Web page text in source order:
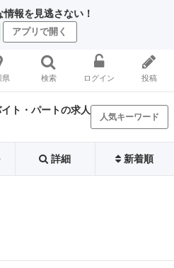
報を見逃さない！
アプリで開く
県 検索 ログイン 投稿
ト・パートの求人
人気キーワード
詳細 新着順